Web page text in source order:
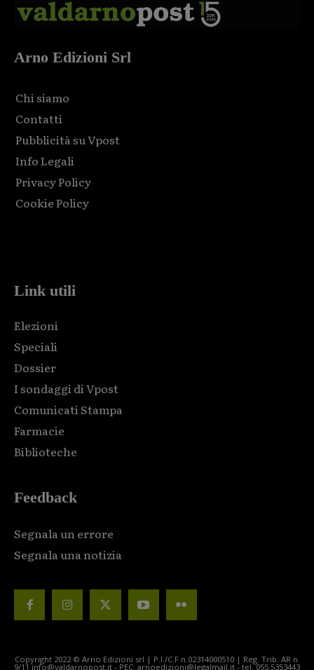
Arno Edizioni Srl
Chi siamo
Contatti
Pubblicità su Vpost
Info Legali
Privacy Policy
Cookie Policy
Link utili
Elezioni
Speciali
Dossier
I sondaggi di Vpost
Comunicati Stampa
Farmacie
Biblioteche
Feedback
Segnala un errore
Segnala una notizia
Copyright 2022 © Arno Edizioni srl | P.I./C.F n.02314000510 | Reg. Trib. AR n.
9/11 info@valdarnopost.it - PEC: arnoedizioni@legalmail.it - tel. 055.5353443